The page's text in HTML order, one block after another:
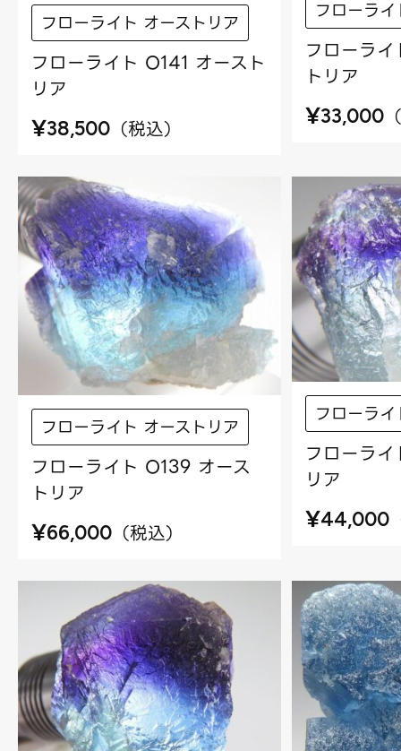
フローライト オーストリア
フローライト O141 オースト
リア
¥38,500 （税込）
フローラ
フローラ
トリア
¥33,000 （
フローライト オーストリア
フローライト O139 オース
トリア
¥66,000 （税込）
フローラ
フローラ
リア
¥44,000